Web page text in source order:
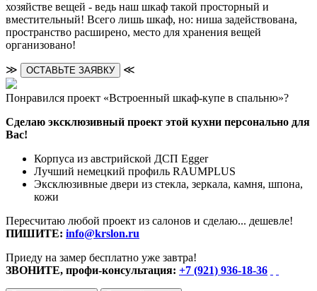
хозяйстве вещей - ведь наш шкаф такой просторный и
вместительный! Всего лишь шкаф, но: ниша задействована,
пространство расширено, место для хранения вещей
организовано!
≫ ОСТАВЬТЕ ЗАЯВКУ ≪
Понравился проект «Встроенный шкаф-купе в спальню»?
Сделаю эксклюзивный проект этой кухни персонально для
Вас!
Корпуса из австрийской ДСП Egger
Лучший немецкий профиль RAUMPLUS
Эксклюзивные двери из стекла, зеркала, камня, шпона,
кожи
Пересчитаю любой проект из салонов и сделаю... дешевле!
ПИШИТЕ: info@krslon.ru
Приеду на замер бесплатно уже завтра!
ЗВОНИТЕ, профи-консультация: +7 (921) 936-18-36